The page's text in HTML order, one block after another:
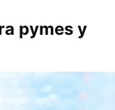
pymes y